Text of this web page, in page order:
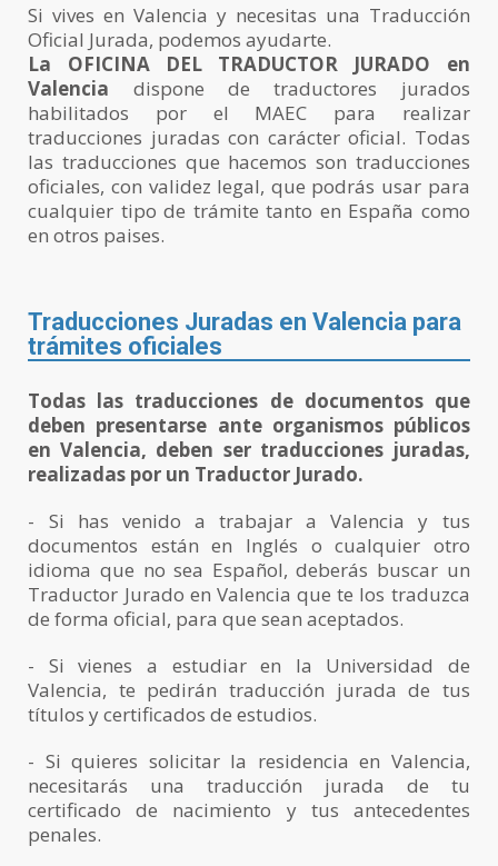
Si vives en Valencia y necesitas una Traducción
Oficial Jurada, podemos ayudarte.
La OFICINA DEL TRADUCTOR JURADO en
Valencia dispone de traductores jurados
habilitados por el MAEC para realizar
traducciones juradas con carácter oficial. Todas
las traducciones que hacemos son traducciones
oficiales, con validez legal, que podrás usar para
cualquier tipo de trámite tanto en España como
en otros paises.
Traducciones Juradas en Valencia para
trámites oficiales
Todas las traducciones de documentos que
deben presentarse ante organismos públicos
en Valencia, deben ser traducciones juradas,
realizadas por un Traductor Jurado.
- Si has venido a trabajar a Valencia y tus
documentos están en Inglés o cualquier otro
idioma que no sea Español, deberás buscar un
Traductor Jurado en Valencia que te los traduzca
de forma oficial, para que sean aceptados.
- Si vienes a estudiar en la Universidad de
Valencia, te pedirán traducción jurada de tus
títulos y certificados de estudios.
- Si quieres solicitar la residencia en Valencia,
necesitarás una traducción jurada de tu
certificado de nacimiento y tus antecedentes
penales.